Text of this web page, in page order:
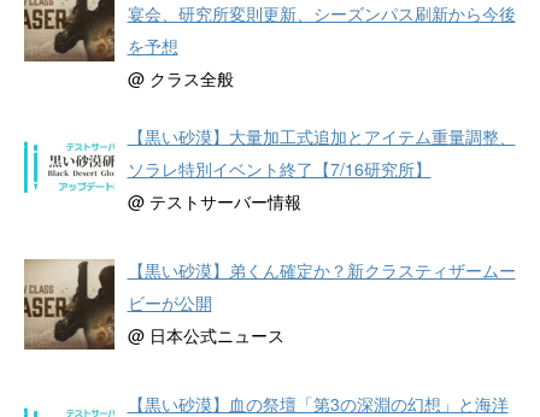
宴会、研究所変則更新、シーズンパス刷新から今後
を予想
@ クラス全般
【黒い砂漠】大量加工式追加とアイテム重量調整、
ソラレ特別イベント終了【7/16研究所】
@ テストサーバー情報
【黒い砂漠】弟くん確定か？新クラスティザームー
ビーが公開
@ 日本公式ニュース
【黒い砂漠】血の祭壇「第3の深淵の幻想」と海洋